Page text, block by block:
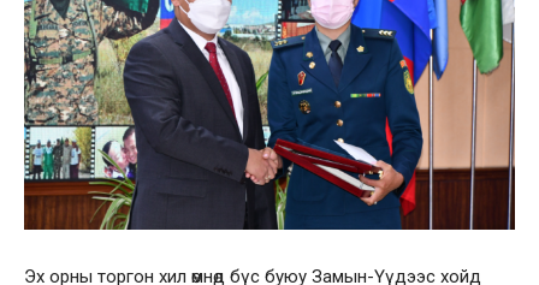
Эх орны торгон хил өмнөд бүс буюу Замын-Үүдээс хойд